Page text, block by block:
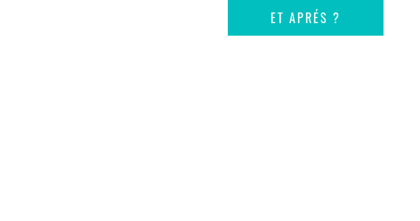
ET APRÉS ?